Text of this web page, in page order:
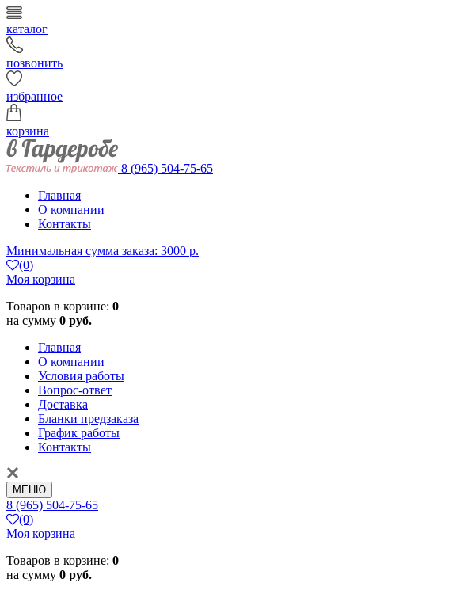
каталог
позвонить
избранное
корзина
8 (965) 504-75-65
Главная
О компании
Контакты
Минимальная сумма заказа: 3000 р.
(0)
Моя корзина
Товаров в корзине: 0
на сумму 0 руб.
Главная
О компании
Условия работы
Вопрос-ответ
Доставка
Бланки предзаказа
График работы
Контакты
МЕНЮ
8 (965) 504-75-65
(0)
Моя корзина
Товаров в корзине: 0
на сумму 0 руб.